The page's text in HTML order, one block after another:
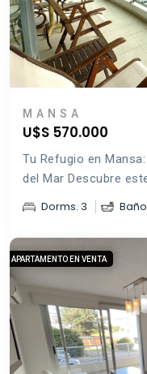
MANSA
U$S 570.000
Tu Refugio en
del Mar Descubre
Dorms. 3
APARTAMENTO EN VENTA